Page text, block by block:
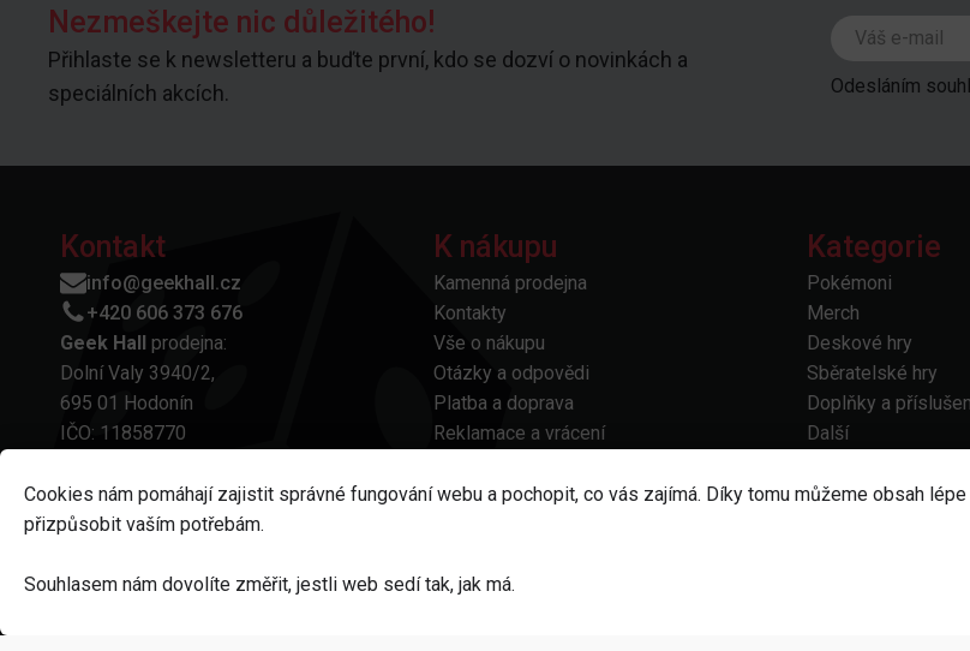
Nezmeškejte nic důležitého!
Přihlaste se k newsletteru a buďte první, kdo se dozví o novinkách a
speciálních akcích.
Odesláním
Kontakt
info@geekhall.cz
+420 606 373 676
Geek Hall prodejna:
Dolní Valy 3940/2,
695 01 Hodonín
IČO: 11858770
K nákupu
Kamenná prodejna
Kontakty
Vše o nákupu
Otázky a odpovědi
Platba a doprava
Reklamace a vrácení
Ochrana osobních údajů
Kategorie
Pokémoni
Merch
Deskové hry
Sběratelské hry
Doplňky a
Další
Nastavení cookies
Cookies nám pomáhají zajistit správné fungování webu a pochopit, co vás zajímá. Díky tomu můžeme obsah lépe
přizpůsobit vaším potřebám.
Souhlasem nám dovolíte změřit, jestli web sedí tak, jak má.